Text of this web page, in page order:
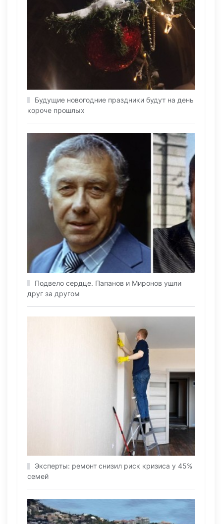
Будущие новогодние праздники будут на день
короче прошлых
Подвело сердце. Папанов и Миронов ушли
друг за другом
Эксперты: ремонт снизил риск кризиса у 45%
семей